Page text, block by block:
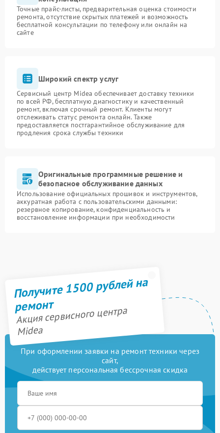
Точные прайс-листы, предварительная оценка стоимости
ремонта, отсутствие скрытых платежей и возможность
бесплатной консультации по телефону или онлайн на
сайте
Широкий спектр услуг
Сервисный центр Midea обеспечивает доставку техники
по всей РФ, бесплатную диагностику и качественный
ремонт, включая срочный ремонт. Клиенты могут
отслеживать статус ремонта онлайн. Также
предоставляется постгарантийное обслуживание для
продления срока службы техники
Оригинальные программные решение и
безопасное обслуживание данных
Использование официальных прошивок и инструментов,
аккуратная работа с пользовательскими данными:
резервное копирование, конфиденциальность и
восстановление информации при необходимости
Получите 1500 рублей на
ремонт
Акция сервисного центра
Midea
При оформлении заявки на ремонт техники через
сайт,
действует персональная бессрочная скидка